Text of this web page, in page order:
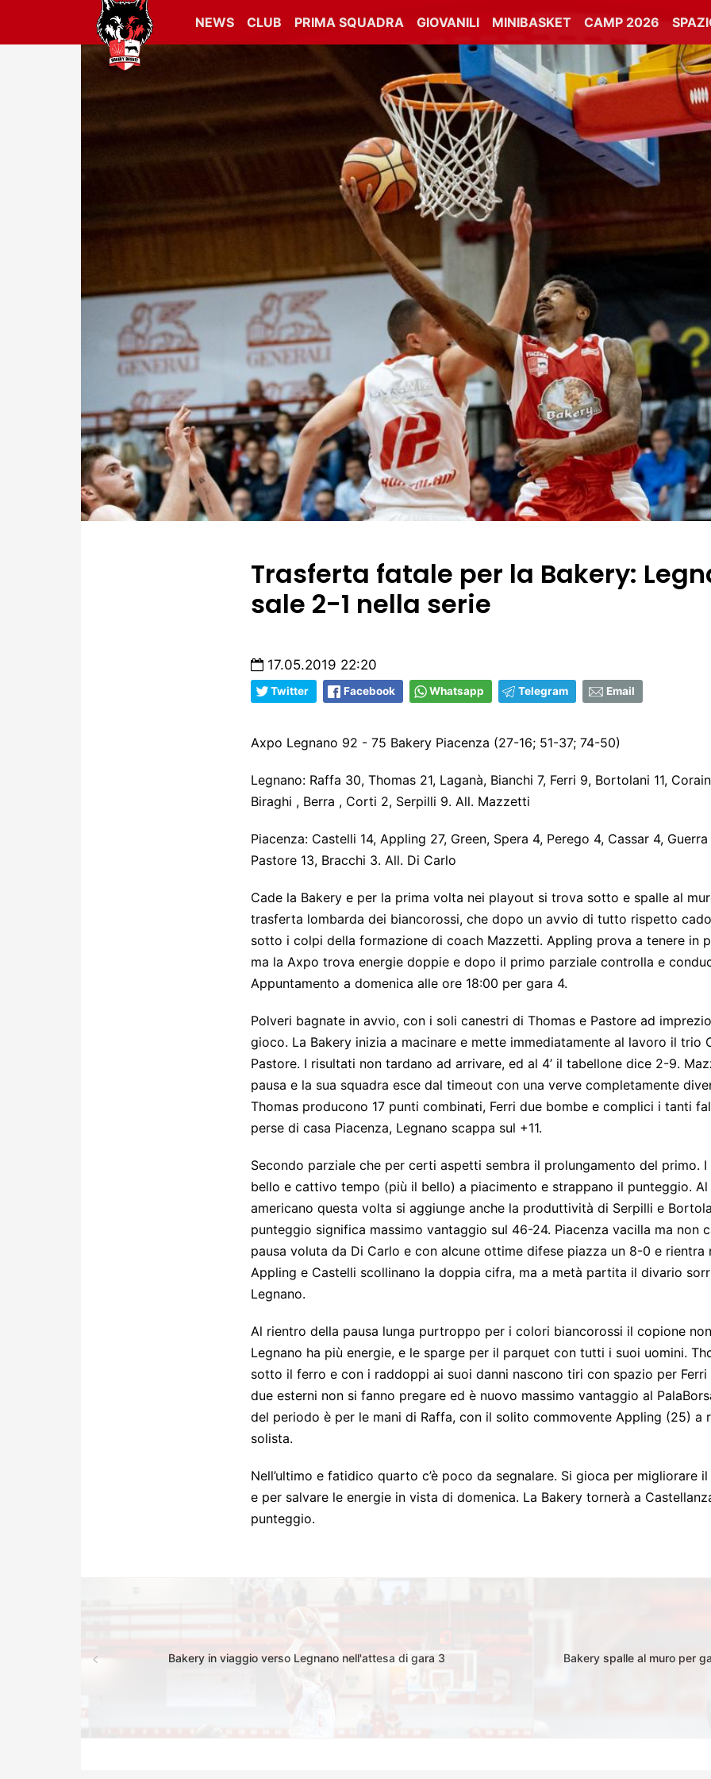
NEWS CLUB PRIMA SQUADRA GIOVANILI MINIBASKET CAMP 2026
Trasferta fatale per la Bakery:
sale 2-1 nella serie
17.05.2019 22:20
Twitter Facebook Whatsapp Telegram Email
Axpo Legnano 92 - 75 Bakery Piacenza (27-16; 51-37; 74-50)
Legnano: Raffa 30, Thomas 21, Laganà, Bianchi 7, Ferri 9, Bortolani 11,
Biraghi , Berra , Corti 2, Serpilli 9. All. Mazzetti
Piacenza: Castelli 14, Appling 27, Green, Spera 4, Perego 4, Cassar 4,
Pastore 13, Bracchi 3. All. Di Carlo
Cade la Bakery e per la prima volta nei playout si trova sotto e spalle al
trasferta lombarda dei biancorossi, che dopo un avvio di tutto rispetto
sotto i colpi della formazione di coach Mazzetti. Appling prova a tenere in
ma la Axpo trova energie doppie e dopo il primo parziale controlla e
Appuntamento a domenica alle ore 18:00 per gara 4.
Polveri bagnate in avvio, con i soli canestri di Thomas e Pastore ad
gioco. La Bakery inizia a macinare e mette immediatamente al lavoro il trio
Pastore. I risultati non tardano ad arrivare, ed al 4’ il tabellone dice 2-9.
pausa e la sua squadra esce dal timeout con una verve completamente
Thomas producono 17 punti combinati, Ferri due bombe e complici i tanti
perse di casa Piacenza, Legnano scappa sul +11.
Secondo parziale che per certi aspetti sembra il prolungamento del primo.
bello e cattivo tempo (più il bello) a piacimento e strappano il punteggio.
americano questa volta si aggiunge anche la produttività di Serpilli e
punteggio significa massimo vantaggio sul 46-24. Piacenza vacilla ma non
pausa voluta da Di Carlo e con alcune ottime difese piazza un 8-0 e rientra
Appling e Castelli scollinano la doppia cifra, ma a metà partita il divario
Legnano.
Al rientro della pausa lunga purtroppo per i colori biancorossi il copione
Legnano ha più energie, e le sparge per il parquet con tutti i suoi uomini.
sotto il ferro e con i raddoppi ai suoi danni nascono tiri con spazio per Ferri
due esterni non si fanno pregare ed è nuovo massimo vantaggio al
del periodo è per le mani di Raffa, con il solito commovente Appling (25) a
solista.
Nell’ultimo e fatidico quarto c’è poco da segnalare. Si gioca per migliorare
e per salvare le energie in vista di domenica. La Bakery tornerà a
punteggio.
Bakery in viaggio verso Legnano nell'attesa di gara 3 Bakery spalle al muro per